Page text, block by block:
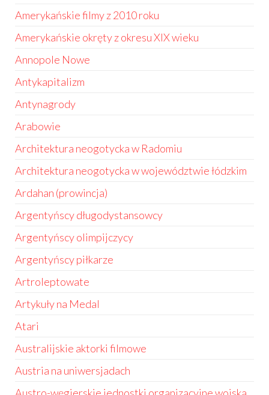
Amerykańskie filmy z 2010 roku
Amerykańskie okręty z okresu XIX wieku
Annopole Nowe
Antykapitalizm
Antynagrody
Arabowie
Architektura neogotycka w Radomiu
Architektura neogotycka w województwie łódzkim
Ardahan (prowincja)
Argentyńscy długodystansowcy
Argentyńscy olimpijczycy
Argentyńscy piłkarze
Artroleptowate
Artykuły na Medal
Atari
Australijskie aktorki filmowe
Austria na uniwersjadach